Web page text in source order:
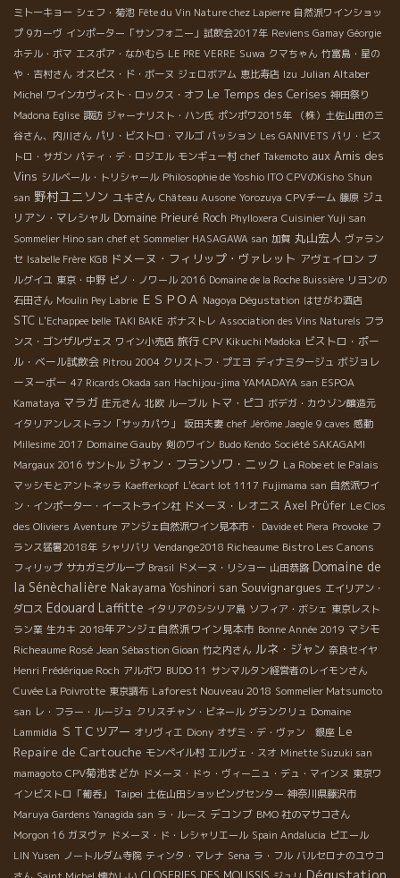
ミトーキョー シェフ・菊池 Fête du Vin Nature chez Lapierre 自然派ワインショッ
プ 9カーヴ インポーター「サンフォニー」試飲会2017年 Reviens Gamay Géorgie
ホテル・ボマ エスポア・なかむら LE PRE VERRE Suwa クマちゃん 竹富島・星の
や・吉村さん オスピス・ド・ボーヌ ジェロボアム 恵比寿店 Izu Julian Altaber
Michel ワインカヴィスト・ロックス・オフ Le Temps des Cerises 神田祭り
Madona Eglise 諏訪 ジャーナリスト・ハン氏 ポンポワ2015年
（株）土佐山田の三
谷さん、内川さん パリ・ビストロ・マルゴ パッション Les GANIVETS パリ・ビス
トロ・サガン パティ・デ・ロジエル モンギュー村 chef Takemoto aux Amis des
Vins シルベール・トリシャール Philosophie de Yoshio ITO CPVのKisho Shun
san 野村ユニソン ユキさん Château Ausone Yorozuya CPVチーム 藤原 ジュ
リアン・マレシャル Domaine Prieuré Roch Phylloxera Cuisinier Yuji san
Sommelier Hino san chef et Sommelier HASAGAWA san 加賀 丸山宏人 ヴァラン
セ Isabelle Frère KGB ドメーヌ・フィリップ・ヴァレット アヴェイロン ブ
ルグイユ 東京・中野 ピノ・ノワール 2016 Domaine de la Roche Buissière リヨンの
石田さん Moulin Pey Labrie ＥＳＰＯＡ Nagoya Dégustation はせがわ酒店
STC L'Echappee belle TAKI BAKE ボナストレ Association des Vins Naturels フラ
ンス・ゴンザルヴェス ワイン小売店 旅行 CPV Kikuchi Madoka ビストロ・ポー
ル・ベール試飲会 Pitrou 2004 クリストフ・プエヨ ディナミタージュ ボジョレ
ーヌーボー 47 Ricards Okada san Hachijou-jima YAMADAYA san ESPOA
Kamataya マラガ 庄元さん 北欧 ルーブル トマ・ピコ ボデガ・カウゾン醸造元
イタリアンレストラン「サッカパウ」
坂田夫妻 chef Jérôme Jaegle 9 caves 感動
Millesime 2017 Domaine Gauby 剣のワイン Budo Kendo Société SAKAGAMI
Margaux 2016 サントル ジャン・フランソワ・ニック La Robe et le Palais
マッシモとアントネッラ Kaefferkopf L'écart lot 1117 Fujimama san 自然派ワイ
ン・インポーター・イーストライン社 ドメーヌ・レオニス Axel Prϋfer Le Clos
des Oliviers Aventure アンジェ自然派ワイン見本市・ Davide et Piera Provoke フ
ランス猛暑2018年 シャリバリ Vendange2018 Richeaume Bistro Les Canons
フィリップ サカガミグループ Brasil ドメーヌ・リショー 山田恭路 Domaine de
la Sénèchalière Nakayama Yoshinori san Souvignargues エイリアン・
ダロス Edouard Laffitte イタリアのシシリア島 ソフィア・ボシェ 東京レスト
ラン業 生カキ 2018年アンジェ自然派ワイン見本市 Bonne Année 2019 マシモ
Richeaume Rosé Jean Sébastion Gioan 竹之内さん ルネ・ジャン 奈良セイヤ
Henri Frédérique Roch アルボワ BUDO 11 サンマルタン経営者のレイモンさん
Cuvée La Poivrotte 東京調布 Laforest Nouveau 2018 Sommelier Matsumoto
san レ・フラー・ルージュ クリスチャン・ビネール グランクリュ Domaine
Lammidia ＳＴＣツアー オリヴィエ Diony オザミ・デ・ヴァン 銀座 Le
Repaire de Cartouche モンペイル村 エルヴェ・スオ Minette Suzuki san
mamagoto CPV菊池まどか ドメーヌ・ドゥ・ヴィーニュ・デュ・マインヌ 東京ワ
インビストロ「葡呑」
Taipei 土佐山田ショッピングセンター 神奈川県藤沢市
Maruya Gardens Yanagida san ラ・ルース デコンブ BMO 社のマサコさん
Morgon 16 ガヌヴァ ドメーヌ・ド・レシャリエール Spain Andalucia ピエール
LIN Yusen ノートルダム寺院 ティンタ・マレナ Sena ラ・フル バルセロナのユウコ